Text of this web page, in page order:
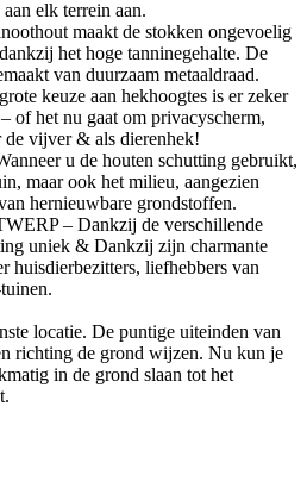
elk terrein aan.
maakt de stokken ongevoelig
het hoge tanninegehalte. De
van duurzaam metaaldraad.
keuze aan hekhoogtes is er zeker
of het nu gaat om privacyscherm,
vijver & als dierenhek!
u de houten schutting gebruikt,
maar ook het milieu, aangezien
hernieuwbare grondstoffen.
– Dankzij de verschillende
uniek & Dankzij zijn charmante
huisdierbezitters, liefhebbers van
locatie. De puntige uiteinden van
richting de grond wijzen. Nu kun je
in de grond slaan tot het